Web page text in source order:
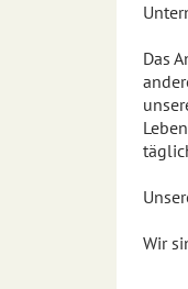
Das
Wir